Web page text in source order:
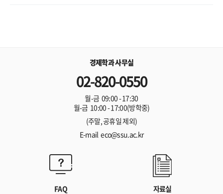
경제학과 사무실
02-820-0550
월-금 09:00 - 17:30
월-금 10:00 - 17:00(방학중)
(주말, 공휴일 제외)
E-mail eco@ssu.ac.kr
FAQ 자료실